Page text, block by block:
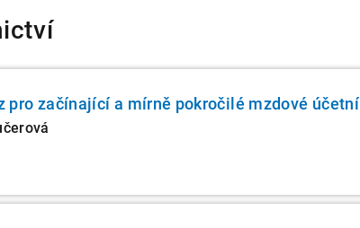
pro začínající a mírně pokročilé mzdové účetní